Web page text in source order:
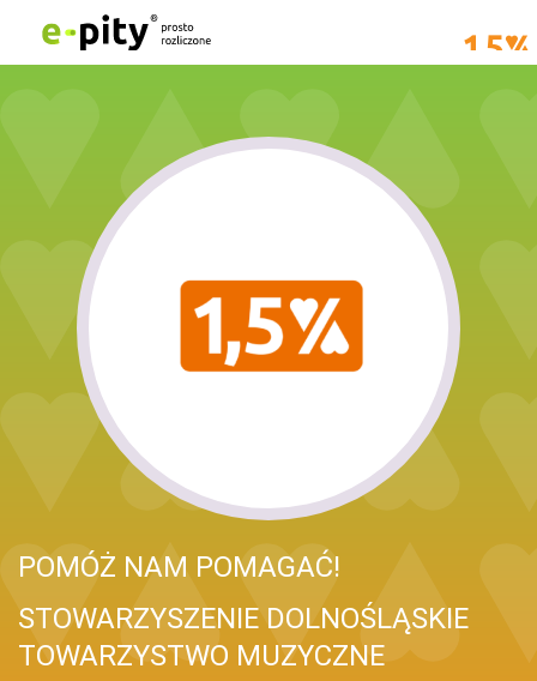
POMÓŻ NAM POMAGAĆ!
STOWARZYSZENIE DOLNOŚLĄSKIE
TOWARZYSTWO MUZYCZNE